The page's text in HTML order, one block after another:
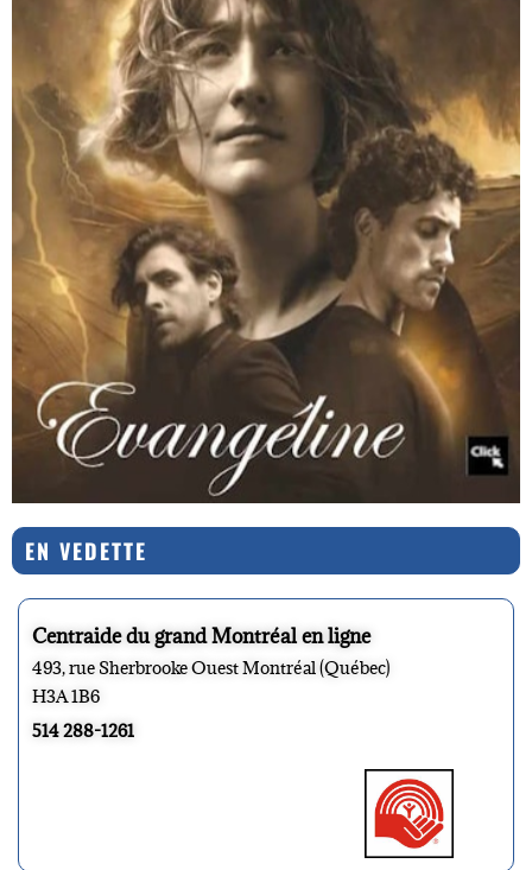
EN VEDETTE
Centraide du grand Montréal en ligne
493, rue Sherbrooke Ouest Montréal (Québec)
H3A 1B6
514 288-1261